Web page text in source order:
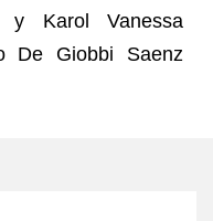
y Karol Vanessa
De Giobbi Saenz